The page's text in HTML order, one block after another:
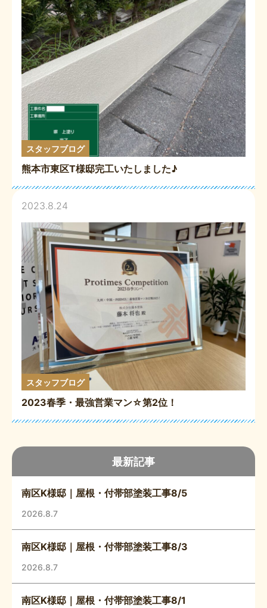
最新記事
南区K様邸｜屋根・付帯部塗装工事8/5
2026.8.7
南区K様邸｜屋根・付帯部塗装工事8/3
2026.8.7
南区K様邸｜屋根・付帯部塗装工事8/1
スタッフブログ
熊本市東区T様邸完工いたしました♪
2023.8.24
スタッフブログ
2023春季・最強営業マン☆第2位！